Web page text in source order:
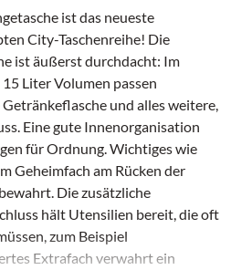
ist das neueste
City-Taschenreihe! Die
ist äußerst durchdacht: Im
Liter Volumen passen
und alles weitere,
Eine gute Innenorganisation
für Ordnung. Wichtiges wie
Geheimfach am Rücken der
Die zusätzliche
hält Utensilien bereit, die oft
zum Beispiel
Extrafach verwahrt ein